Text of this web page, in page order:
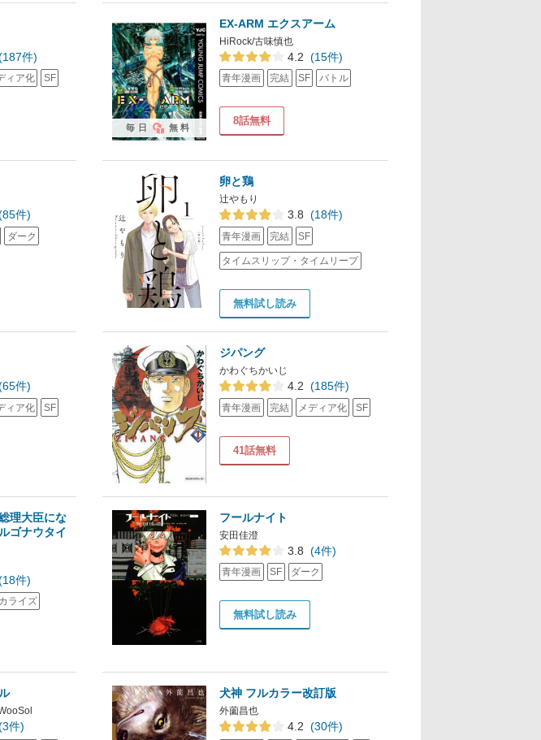
件)
ィア化 SF
EX-ARM エクスアーム
HiRock/古味慎也
4.2 (15件)
青年漫画 完結 SF バトル
8話無料
毎日 無料
件)
ダーク
卵と鶏
辻やもり
3.8 (18件)
青年漫画 完結 SF
タイムスリップ・タイムリープ
無料試し読み
件)
ィア化 SF
ジパング
かわぐちかいじ
4.2 (185件)
青年漫画 完結 メディア化 SF
41話無料
理大臣にな
ゴナウタイ
件)
ライズ
フールナイト
安田佳澄
3.8 (4件)
青年漫画 SF ダーク
無料試し読み
件)
犬神 フルカラー改訂版
外薗昌也
4.2 (30件)